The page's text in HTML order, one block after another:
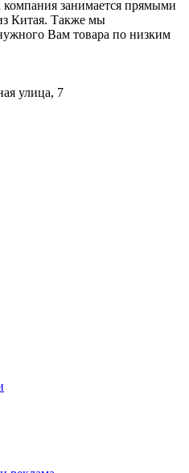
занимается прямыми
Китая. Также мы
Вам товара по низким
улица, 7